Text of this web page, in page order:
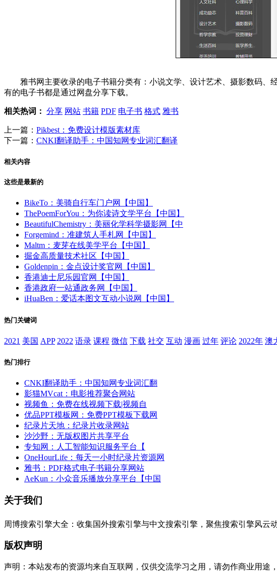
雅书网主要收录的电子书籍分类有：小说文学、设计艺术、摄影数码、
有的电子书都是通过网盘分享下载。
相关热词： 分享 网站 书籍 PDF 电子书 格式 雅书
上一篇： Pikbest：免费设计模版素材库
下一篇： CNKI翻译助手：中国知网专业词汇翻译
相关内容
这些是最新的
BikeTo：美骑自行车门户网【中国】
ThePoemForYou：为你读诗文学平台【中国】
BeautifulChemistry：美丽化学科学摄影网【中
Forgemind：准建筑人手札网【中国】
Maltm：麦芽在线美学平台【中国】
掘金高质量技术社区【中国】
Goldenpin：金点设计奖官网【中国】
香港迪士尼乐园官网【中国】
香港政府一站通政务网【中国】
iHuaBen：爱话本图文互动小说网【中国】
热门关键词
2021 美国 APP 2022 语录 课程 微信 下载 社交 互动 漫画 过年 评论 2022年 澳
热门排行
CNKI翻译助手：中国知网专业词汇翻
影猫MVcat：电影推荐聚合网站
视频鱼：免费在线视频下载|视频自
优品PPT模板网：免费PPT模板下载网
纪录片天地：纪录片收录网站
沙沙野：无版权图片共享平台
专知网：人工智能知识服务平台【
OneHourLife：每天一小时纪录片资源网
雅书：PDF格式电子书籍分享网站
AeKun：小众音乐播放分享平台【中国
关于我们
周博搜索引擎大全：收集国外搜索引擎与中文搜索引擎，聚焦搜索引擎风云动
版权声明
声明：本站发布的资源均来自互联网，仅供交流学习之用，请勿作商业用途